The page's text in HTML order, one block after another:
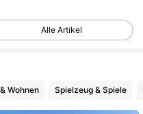
Alle Artikel
Wohnen Spielzeug & Spiele